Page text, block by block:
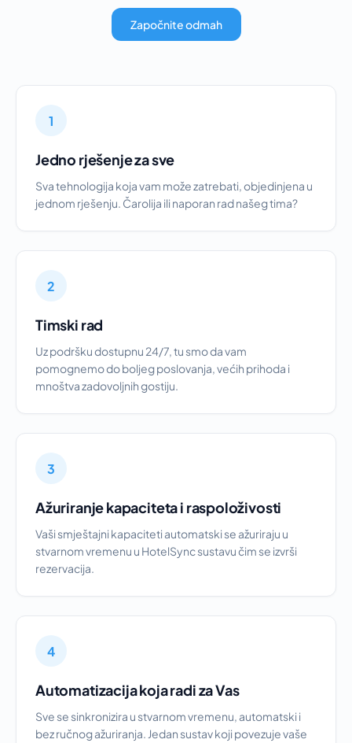
Započnite odmah
1
Jedno rješenje za sve
Sva tehnologija koja vam može zatrebati, objedinjena u
jednom rješenju. Čarolija ili naporan rad našeg tima?
2
Timski rad
Uz podršku dostupnu 24/7, tu smo da vam
pomognemo do boljeg poslovanja, većih prihoda i
mnoštva zadovoljnih gostiju.
3
Ažuriranje kapaciteta i raspoloživosti
Vaši smještajni kapaciteti automatski se ažuriraju u
stvarnom vremenu u HotelSync sustavu čim se izvrši
rezervacija.
4
Automatizacija koja radi za Vas
Sve se sinkronizira u stvarnom vremenu, automatski i
bez ručnog ažuriranja. Jedan sustav koji povezuje vaše